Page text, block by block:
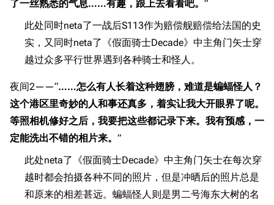
了一丝熟悉的气息……有趣，跟上去看看吧。 ”
此处同时neta了一战后S113作为赔偿舰赔偿给法国的史
实，又同时neta了《假面骑士Decade》中主角门矢士穿
越过众多平行世界遇到各种骑士和怪人。
夜间2——“……怎么有人长着这种翅膀，难道是蝙蝠怪人？
这个港区里奇妙的人和事还真多，着实让我大开眼界了呢。
等照相机修好之后，我要把这些都记录下来。我有预感，一
定能洗出不错的相片来。 ”
此处neta了《假面骑士Decade》中主角门矢士在每次穿
越时都会拍摄各种不同的照片，但是冲晒后的照片总是
和原来的相差甚远。蝙蝠怪人则是男二号海东大树的名